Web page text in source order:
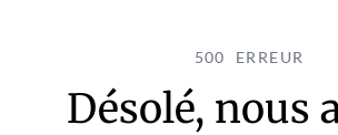
500 ERREUR
Désolé, nous